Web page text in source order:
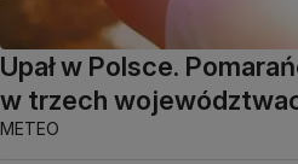
Upał w Polsce.
w trzech
METEO